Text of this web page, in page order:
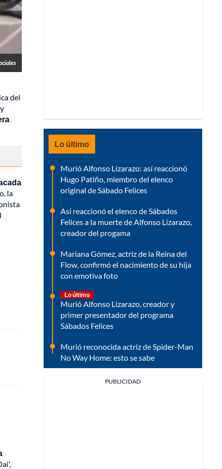
del
la
Lo último
Murió Alfonso Lizarazo: así reaccionó
Hugo Patiño, miembro del elenco
original de Sábado Felices
Así reaccionó el elenco de Sábados
Felices a la muerte de Alfonso Lizarazo,
creador del progama
Mariana Gómez, actriz de la Reina del
Flow, confirmó el nacimiento de su hija
con emotiva foto
Lo último
Murió Alfonso Lizarazo, creador y
primer presentador del programa
Sábados Felices
Murió reconocida actriz de Spider-Man
No Way Home: esto se sabe
PUBLICIDAD